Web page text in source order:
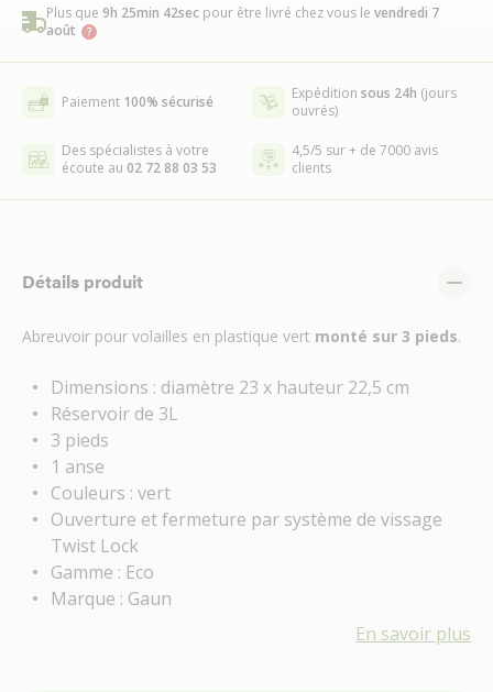
Plus que 9h 25min 41sec pour être livré chez vous le vendredi 7
août
Paiement 100% sécurisé Expédition sous 24h (jours
ouvrés)
Des spécialistes à votre
écoute au 02 72 88 03 53
4,5/5 sur + de 7000 avis
clients
Détails produit
Abreuvoir pour volailles en plastique vert monté sur 3 pieds.
Dimensions : diamètre 23 x hauteur 22,5 cm
Réservoir de 3L
3 pieds
1 anse
Couleurs : vert
Ouverture et fermeture par système de vissage
Twist Lock
Gamme : Eco
Marque : Gaun
En savoir plus